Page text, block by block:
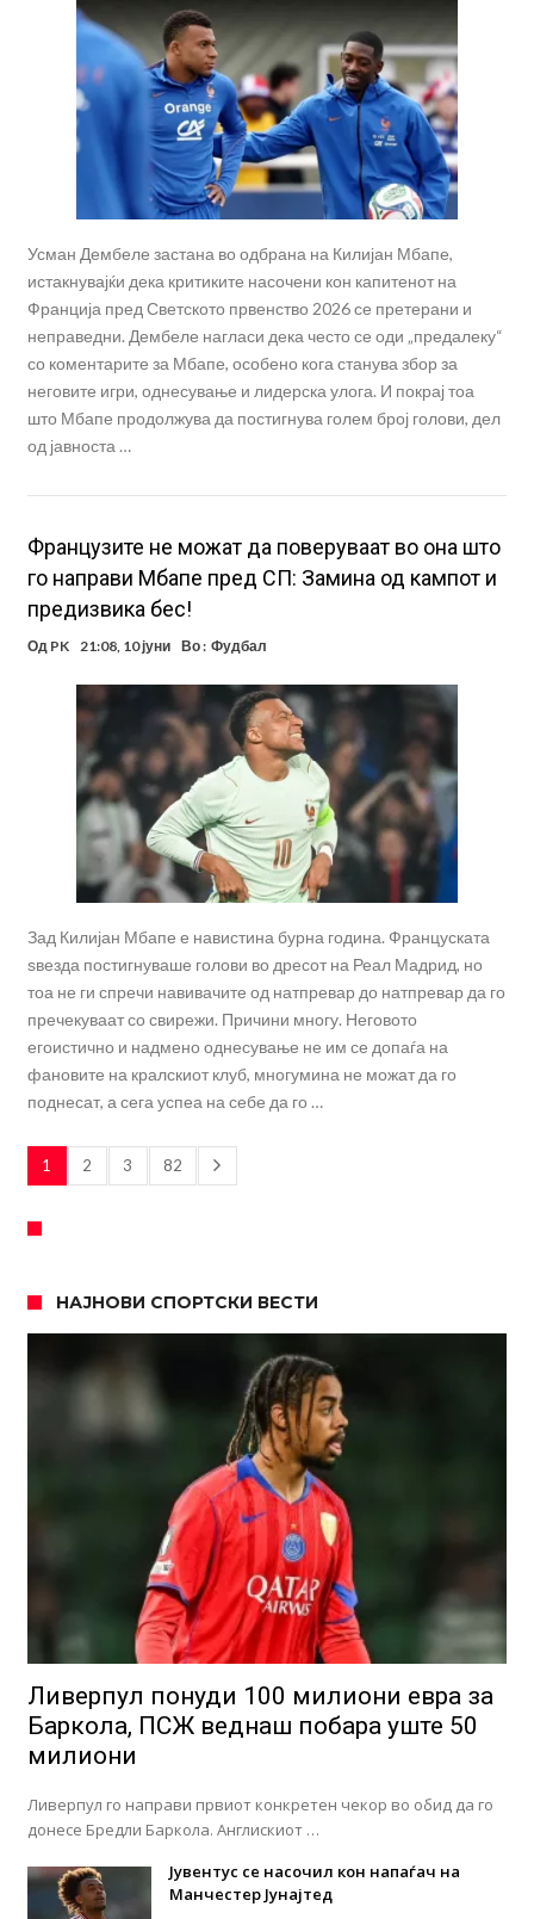
Усман Дембеле застана во одбрана на Килијан Мбапе,
истакнувајќи дека критиките насочени кон капитенот на
Франција пред Светското првенство 2026 се претерани и
неправедни. Дембеле нагласи дека често се оди „предалеку“
со коментарите за Мбапе, особено кога станува збор за
неговите игри, однесување и лидерска улога. И покрај тоа
што Мбапе продолжува да постигнува голем број голови, дел
од јавноста …
Французите не можат да поверуваат во она што
го направи Мбапе пред СП: Замина од кампот и
предизвика бес!
Од PK 21:08, 10 јуни Во : Фудбал
Зад Килијан Мбапе е навистина бурна година. Француската
ѕвезда постигнуваше голови во дресот на Реал Мадрид, но
тоа не ги спречи навивачите од натпревар до натпревар да го
пречекуваат со свирежи. Причини многу. Неговото
егоистично и надмено однесување не им се допаѓа на
фановите на кралскиот клуб, многумина не можат да го
поднесат, а сега успеа на себе да го …
1 2 3 82
НАЈНОВИ СПОРТСКИ ВЕСТИ
Ливерпул понуди 100 милиони евра за
Баркола, ПСЖ веднаш побара уште 50
милиони
Ливерпул го направи првиот конкретен чекор во обид да го
донесе Бредли Баркола. Англискиот …
Јувентус се насочил кон напаѓач на
Манчестер Јунајтед